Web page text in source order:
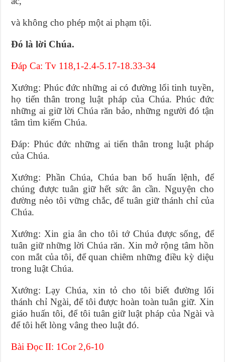
và không cho phép một ai phạm tội.
Ðó là lời Chúa.
Ðáp Ca: Tv 118,1-2.4-5.17-18.33-34
Xướng: Phúc đức những ai có đường lối tinh tuyền,
họ tiến thân trong luật pháp của Chúa. Phúc đức
những ai giữ lời Chúa răn bảo, những người đó tận
tâm tìm kiếm Chúa.
Đáp: Phúc đức những ai tiến thân trong luật pháp
của Chúa.
Xướng: Phần Chúa, Chúa ban bố huấn lệnh, để
chúng được tuân giữ hết sức ân cần. Nguyện cho
đường nẻo tôi vững chắc, để tuân giữ thánh chỉ của
Chúa.
Xướng: Xin gia ân cho tôi tớ Chúa được sống, để
tuân giữ những lời Chúa răn. Xin mở rộng tâm hồn
con mắt của tôi, để quan chiêm những điều kỳ diệu
trong luật Chúa.
Xướng: Lạy Chúa, xin tỏ cho tôi biết đường lối
thánh chỉ Ngài, để tôi được hoàn toàn tuân giữ. Xin
giáo huấn tôi, để tôi tuân giữ luật pháp của Ngài và
để tôi hết lòng vâng theo luật đó.
Bài Ðọc II: 1Cor 2,6-10